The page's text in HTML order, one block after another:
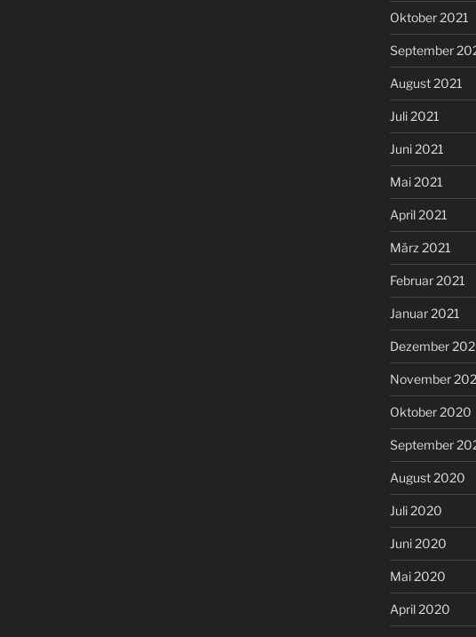
Oktober 2021
September
August 2021
Juli 2021
Juni 2021
Mai 2021
April 2021
März 2021
Februar 2021
Januar 2021
Dezember
November
Oktober 2020
September
August 2020
Juli 2020
Juni 2020
Mai 2020
April 2020